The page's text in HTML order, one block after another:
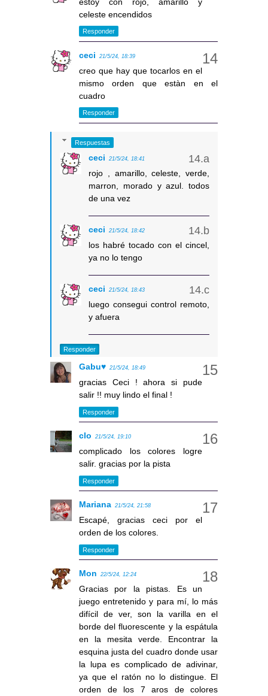
celeste encendidos
Responder
ceci 21/5/24, 18:39
creo que hay que tocarlos en el
mismo orden que estàn en el
cuadro
Responder
Respuestas
ceci 21/5/24, 18:41
rojo , amarillo, celeste, verde,
marron, morado y azul. todos
de una vez
ceci 21/5/24, 18:42
los habré tocado con el cincel,
ya no lo tengo
ceci 21/5/24, 18:43
luego consegui control remoto,
y afuera
Responder
Gabu♥ 21/5/24, 18:49
gracias Ceci ! ahora si pude
salir !! muy lindo el final !
Responder
clo 21/5/24, 19:10
complicado los colores logre
salir. gracias por la pista
Responder
Mariana 21/5/24, 21:58
Escapé, gracias ceci por el
orden de los colores.
Responder
Mon 22/5/24, 12:24
Gracias por la pistas. Es un
juego entretenido y para mí, lo más
difícil de ver, son la varilla en el
borde del fluorescente y la espátula
en la mesita verde. Encontrar la
esquina justa del cuadro donde usar
la lupa es complicado de adivinar,
ya que el ratón no lo distingue. El
orden de los 7 aros de colores